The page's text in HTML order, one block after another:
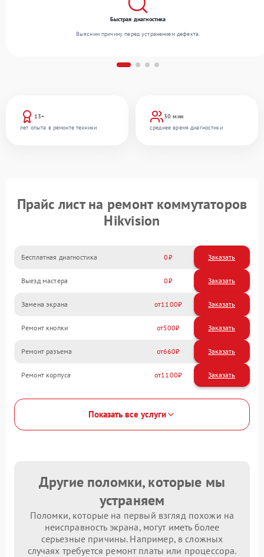
13+
лет опыта в ремонте техники
30 мин
среднее время диагностики
Быстрая диагностика
Выясним причину перед устранением дефекта.
Прайс лист на ремонт коммутаторов
Hikvision
Бесплатная диагностика 0 Заказать
Выезд мастера 0 Заказать
Замена экрана 1100
Ремонт кнопки 500
Ремонт разъема 660
Ремонт корпуса 1100
Показать все услуги
Другие поломки, которые мы
устраняем
Поломки, которые на первый взгляд похожи на
неисправность экрана, могут иметь более
серьезные причины. Например, в сложных
случаях требуется ремонт платы или процессора.